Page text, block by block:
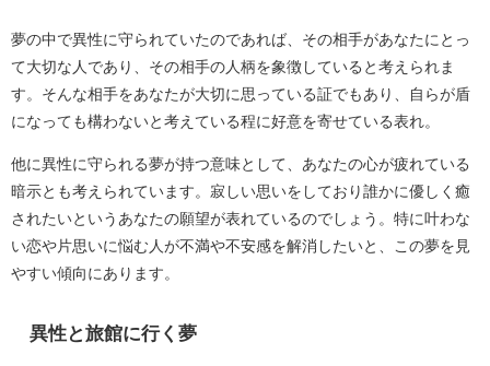
夢の中で異性に守られていたのであれば、その相手があなたにとっ
て大切な人であり、その相手の人柄を象徴していると考えられま
す。そんな相手をあなたが大切に思っている証でもあり、自らが盾
になっても構わないと考えている程に好意を寄せている表れ。
他に異性に守られる夢が持つ意味として、あなたの心が疲れている
暗示とも考えられています。寂しい思いをしており誰かに優しく癒
されたいというあなたの願望が表れているのでしょう。特に叶わな
い恋や片思いに悩む人が不満や不安感を解消したいと、この夢を見
やすい傾向にあります。
異性と旅館に行く夢